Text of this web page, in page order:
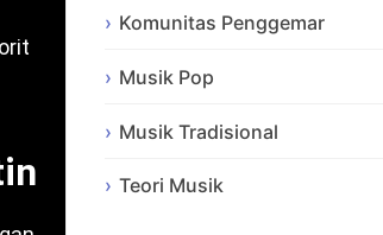
Komunitas Penggemar
Musik Pop
Musik Tradisional
Teori Musik